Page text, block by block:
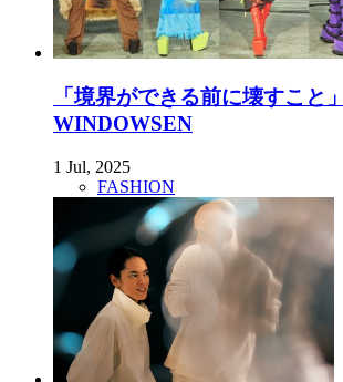
「境界ができる前に壊すこと
WINDOWSEN
1 Jul, 2025
FASHION